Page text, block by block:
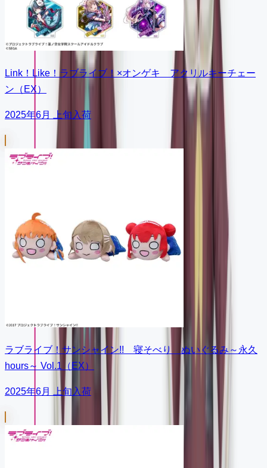
Link！Like！ラブライブ！×オンゲキ アクリルキーチェー
ン（EX）
2025年6月 上旬入荷
ラブライブ！サンシャイン!! 寝そべり ぬいぐるみ～永久
hours～ Vol.1（EX）
2025年6月 上旬入荷